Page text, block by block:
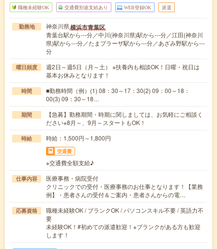
職種未経験OK 交通費別途支給あり WEB登録OK 派遣
勤務地 神奈川県横浜市青葉区
青葉台駅から---分／中川(神奈川県)駅から---分／江田(神奈川
県)駅から---分／たまプラーザ駅から---分／あざみ野駅から---
分
曜日頻度
週2日～週5日（月～土） ※扶養内も相談OK！日曜・祝日は
基本お休みとなります！
時間
■勤務時間（例）(1) 08：30～17：30(2) 09：00～18：
00(3) 09：30～18…
期間
【急募】勤務期間・時期に関しましては、お気軽にご相談く
ださい※8月～、9月～スタートもOK！
時給 時給：1,500円～1,800円
交通費
※交通費全額支給♪
仕事内容
医療事務・病院受付
クリニックでの受付・医療事務のお仕事となります！【業務
例】・患者さんの受付＆ご案内・患者さんからの電…
応募資格
職種未経験OK / ブランクOK / パソコンスキル不要 / 英語力不
要
未経験OK！#初めての派遣歓迎！※ブランクがある方も歓迎
します！